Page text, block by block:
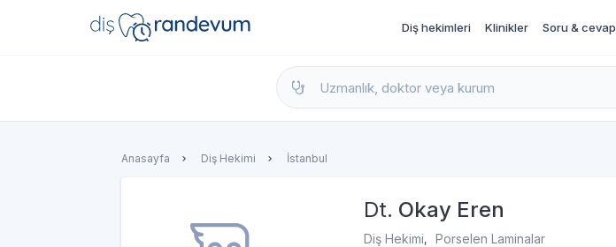
dishekimleri.net - Diş Hekimi Bul, Yorumları İncele ve Randevu Al
Diş hekimleri Klinikler Soru & cevap
Anasayfa Diş Hekimi İstanbul
Dt. Okay Eren
Diş Hekimi, Porselen Laminalar